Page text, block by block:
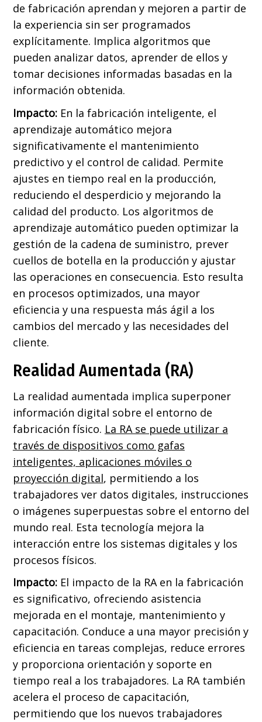
de fabricación aprendan y mejoren a partir de
la experiencia sin ser programados
explícitamente. Implica algoritmos que
pueden analizar datos, aprender de ellos y
tomar decisiones informadas basadas en la
información obtenida.
Impacto:En la fabricación inteligente, el
aprendizaje automático mejora
significativamente el mantenimiento
predictivo y el control de calidad. Permite
ajustes en tiempo real en la producción,
reduciendo el desperdicio y mejorando la
calidad del producto. Los algoritmos de
aprendizaje automático pueden optimizar la
gestión de la cadena de suministro, prever
cuellos de botella en la producción y ajustar
las operaciones en consecuencia. Esto resulta
en procesos optimizados, una mayor
eficiencia y una respuesta más ágil a los
cambios del mercado y las necesidades del
cliente.
Realidad Aumentada (RA)
La realidad aumentada implica superponer
información digital sobre el entorno de
fabricación físico. La RA se puede utilizar a
través de dispositivos como gafas
inteligentes, aplicaciones móviles o
proyección digital, permitiendo a los
trabajadores ver datos digitales, instrucciones
o imágenes superpuestas sobre el entorno del
mundo real. Esta tecnología mejora la
interacción entre los sistemas digitales y los
procesos físicos.
Impacto:El impacto de la RA en la fabricación
es significativo, ofreciendo asistencia
mejorada en el montaje, mantenimiento y
capacitación. Conduce a una mayor precisión y
eficiencia en tareas complejas, reduce errores
y proporciona orientación y soporte en
tiempo real a los trabajadores. La RA también
acelera el proceso de capacitación,
permitiendo que los nuevos trabajadores